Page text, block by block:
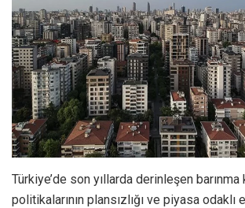
Türkiye’de son yıllarda derinleşen
politikalarının plansızlığı ve piyasa odaklı